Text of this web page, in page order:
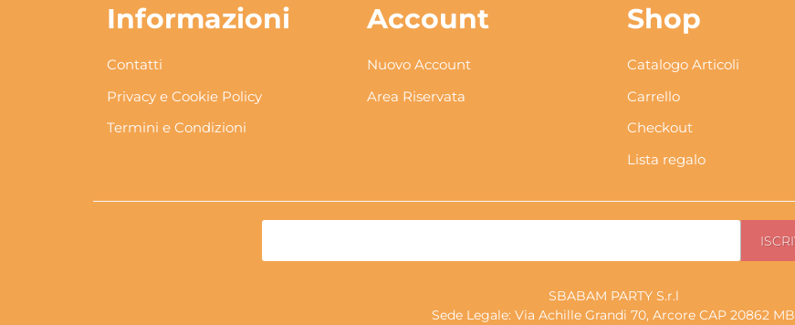
Informazioni
Contatti
Privacy e Cookie Policy
Termini e Condizioni
Account
Nuovo Account
Area Riservata
Shop
Catalogo Articoli
Carrello
Checkout
Lista regalo
SBABAM PARTY S.r.l
Sede Legale: Via Achille Grandi 70, Arcore CAP 20862 MB